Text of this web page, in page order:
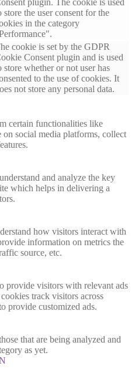
plugin. The cookie is used
store the user consent for the
in the category
cookie is set by the GDPR
Consent plugin and is used
store whether or not user has
to the use of cookies. It
not store any personal data.
certain functionalities like
social media platforms, collect
and analyze the key
which helps in delivering a
how visitors interact with
information on metrics the
source, etc.
provide visitors with relevant ads
track visitors across
provide customized ads.
that are being analyzed and
as yet.